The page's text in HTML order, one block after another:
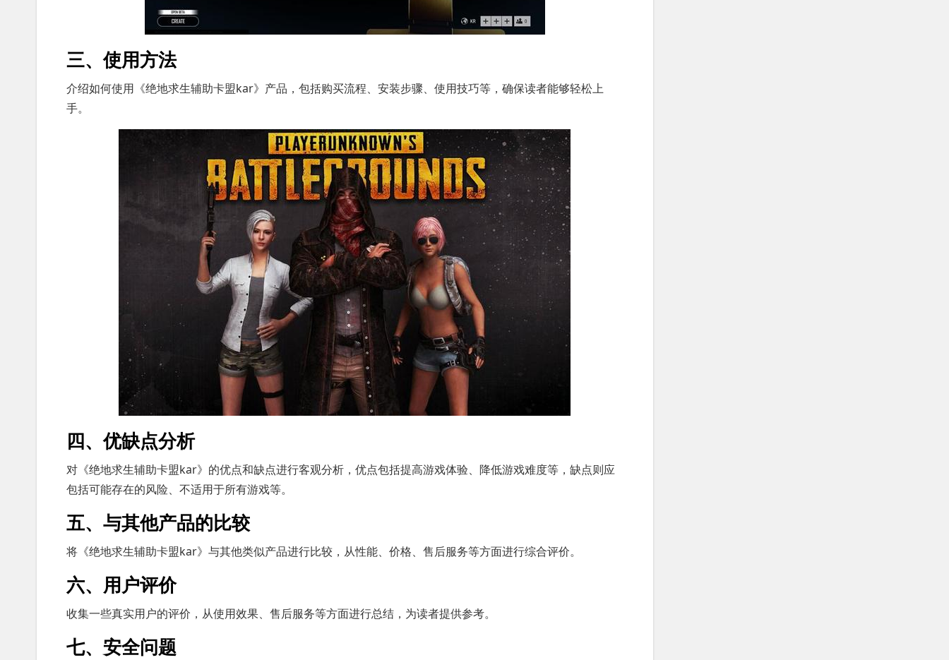
三、使用方法
介绍如何使用《绝地求生辅助卡盟kar》产品，包括购买流程、安装步骤、使用技巧等，确保读者能够轻松上
手。
四、优缺点分析
对《绝地求生辅助卡盟kar》的优点和缺点进行客观分析，优点包括提高游戏体验、降低游戏难度等，缺点则应
包括可能存在的风险、不适用于所有游戏等。
五、与其他产品的比较
将《绝地求生辅助卡盟kar》与其他类似产品进行比较，从性能、价格、售后服务等方面进行综合评价。
六、用户评价
收集一些真实用户的评价，从使用效果、售后服务等方面进行总结，为读者提供参考。
七、安全问题